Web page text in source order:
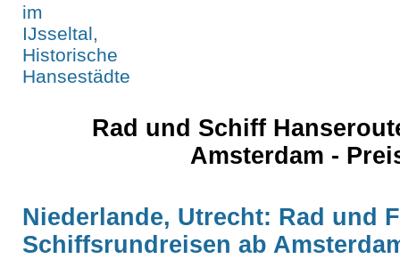
Rad und Schiff
Amsterdam -
Niederlande, Utrecht: Rad und
Schiffsrundreisen ab